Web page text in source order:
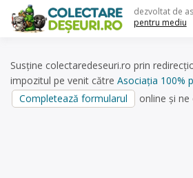
content
dezvoltat de
pentru mediu
Susține colectaredeseuri.ro prin
impozitul pe venit către Asociația 100%
Completează formularul
online și